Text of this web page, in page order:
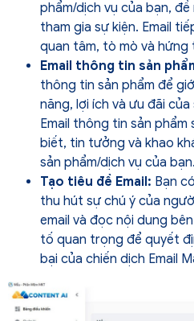
phẩm/dịch vụ của bạn,
tham gia sự kiện. Email
quan tâm, tò mò và hứng
Email thông tin sản
thông tin sản phẩm để
năng, lợi ích và ưu đãi
Email thông tin sản
biết, tin tưởng và khao
sản phẩm/dịch vụ của bạn.
Tạo tiêu đề Email: Bạn
thu hút sự chú ý của
email và đọc nội dung
tố quan trọng để quyết
bại của chiến dịch Email